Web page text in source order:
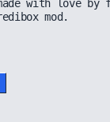
with love by
mod.